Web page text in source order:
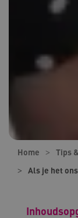
Home Tips
Als je het